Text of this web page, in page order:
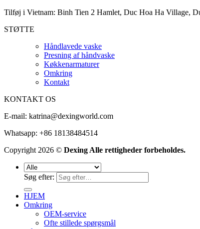
Tilføj i Vietnam: Binh Tien 2 Hamlet, Duc Hoa Ha Village,
STØTTE
Håndlavede vaske
Presning af håndvaske
Køkkenarmaturer
Omkring
Kontakt
KONTAKT OS
E-mail: katrina@dexingworld.com
Whatsapp: +86 18138484514
Copyright 2026 © Dexing Alle rettigheder forbeholdes.
Søg efter:
HJEM
Omkring
OEM-service
Ofte stillede spørgsmål